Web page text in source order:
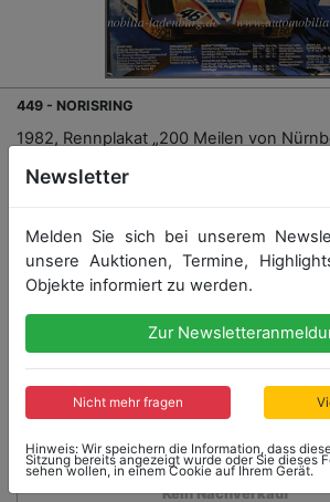
449 - NORISRING
1982, Rennplakat „200 Meilen von
Zustand
Startpreis: 40,00 €
Startpreis
40,00 €
Endet: 12.02.2022 15:14:40
Kein Nachverkauf
Newsletter
Melden Sie sich bei unserem
unsere Auktionen, Termine,
Objekte informiert zu werden.
Zur
Nicht mehr fragen
Hinweis: Wir speichern die Information, dass
Sitzung bereits angezeigt wurde oder Sie dieses
sehen wollen, in einem Cookie auf Ihrem Gerät.